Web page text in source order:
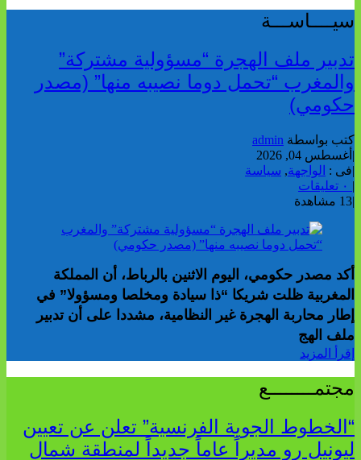
سيــــاســـة
تدبير ملف الهجرة “مسؤولية مشتركة”
والمغرب “تحمل دوما نصيبه منها” (مصدر
حكومي)
كتب بواسطة admin
| أغسطس 04, 2026
|فى : الواجهة, سياسة
|
|13 مشاهدة
أكد مصدر حكومي، اليوم الاثنين بالرباط، أن المملكة
المغربية ظلت شريكا “ذا سيادة ومخلصا ومسؤولا” في
إطار محاربة الهجرة غير النظامية، مشددا على أن تدبير
ملف الهج
إقرأ المزيد
مجتمــــــــع
“الخطوط الجوية الفرنسية” تعلن عن تعيين
ليونيل رو مديراً عاماً جديداً لمنطقة شمال